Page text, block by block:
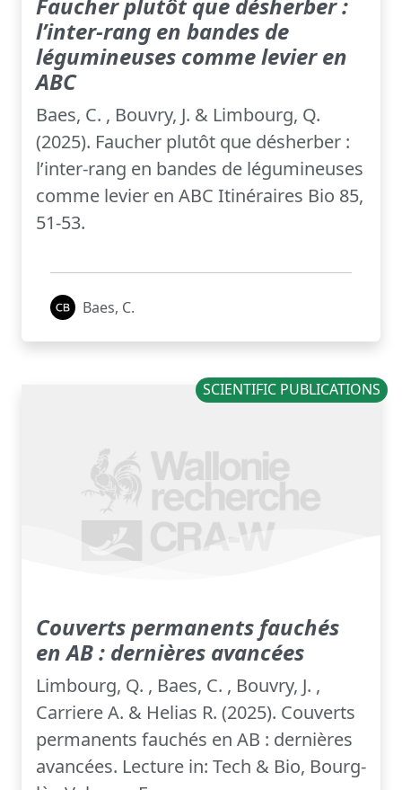
Faucher plutôt que désherber :
l’inter-rang en bandes de
légumineuses comme levier en
ABC
Baes, C. , Bouvry, J. & Limbourg, Q.
(2025). Faucher plutôt que désherber :
l’inter-rang en bandes de légumineuses
comme levier en ABC Itinéraires Bio 85,
51-53.
Baes, C.
SCIENTIFIC PUBLICATIONS
Couverts permanents fauchés
en AB : dernières avancées
Limbourg, Q. , Baes, C. , Bouvry, J. ,
Carriere A. & Helias R. (2025). Couverts
permanents fauchés en AB : dernières
avancées. Lecture in: Tech & Bio, Bourg-